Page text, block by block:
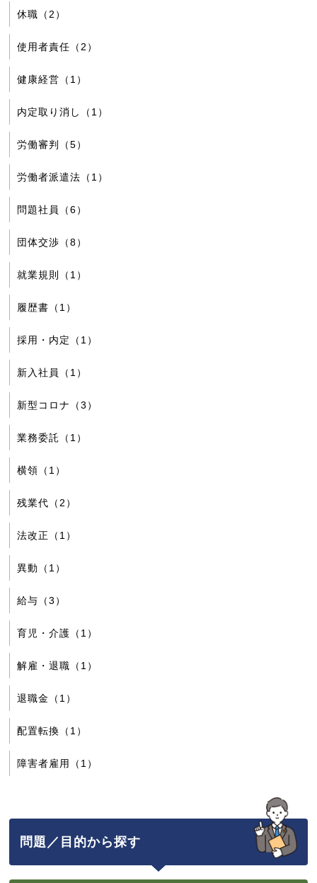
休職（2）
使用者責任（2）
健康経営（1）
内定取り消し（1）
労働審判（5）
労働者派遣法（1）
問題社員（6）
団体交渉（8）
就業規則（1）
履歴書（1）
採用・内定（1）
新入社員（1）
新型コロナ（3）
業務委託（1）
横領（1）
残業代（2）
法改正（1）
異動（1）
給与（3）
育児・介護（1）
解雇・退職（1）
退職金（1）
配置転換（1）
障害者雇用（1）
問題／目的から探す